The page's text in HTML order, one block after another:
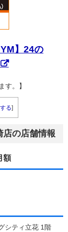
】24の
す。】
る]
店の店舗情報
額
シティ立花 1階